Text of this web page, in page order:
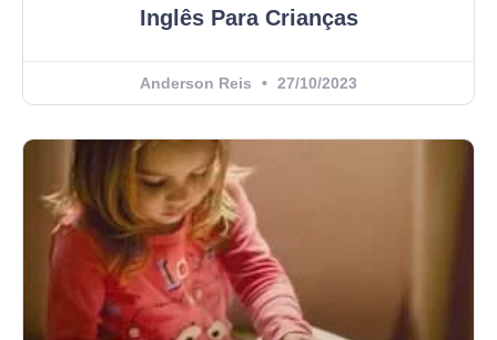
Inglês Para Crianças
Anderson Reis 27/10/2023